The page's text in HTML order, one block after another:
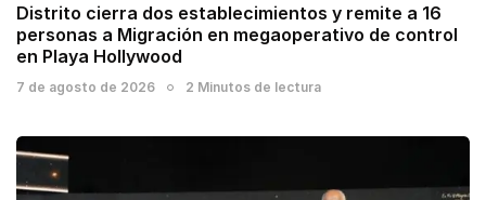
Distrito cierra dos establecimientos y remite a 16
personas a Migración en megaoperativo de control
en Playa Hollywood
7 de agosto de 2026 2 Minutos de lectura